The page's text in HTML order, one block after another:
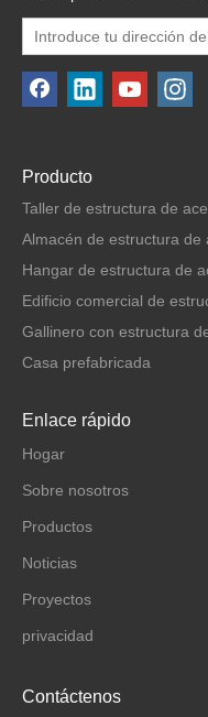
Producto
Taller de estructura de
Almacén de estructura de
Hangar de estructura de
Edificio comercial de
Gallinero con estructura
Casa prefabricada
Enlace rápido
Hogar
Sobre nosotros
Productos
Noticias
Proyectos
privacidad
Contáctenos